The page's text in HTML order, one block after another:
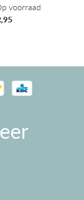
voorraad
voorraad